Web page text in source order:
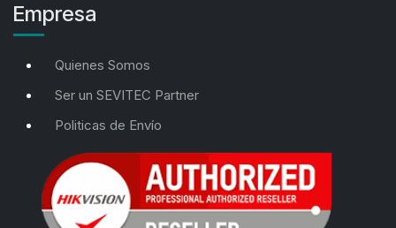
Empresa
Quienes Somos
Ser un SEVITEC Partner
Politicas de Envío